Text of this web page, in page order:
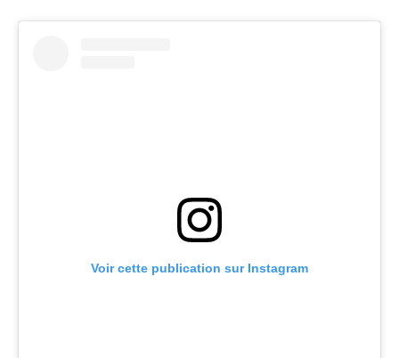
Voir cette publication sur Instagram